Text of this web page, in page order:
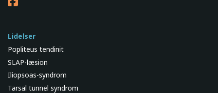
Lidelser
Popliteus tendinit
SLAP-læsion
Iliopsoas-syndrom
Tarsal tunnel syndrom